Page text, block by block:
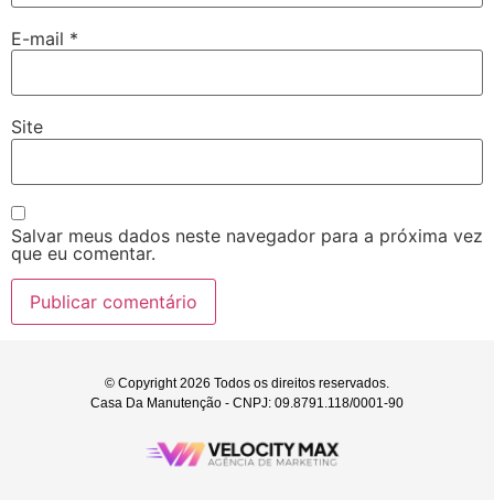
E-mail *
Site
Salvar meus dados neste navegador para a próxima vez
que eu comentar.
© Copyright 2026 Todos os direitos reservados.
Casa Da Manutenção - CNPJ: 09.8791.118/0001-90